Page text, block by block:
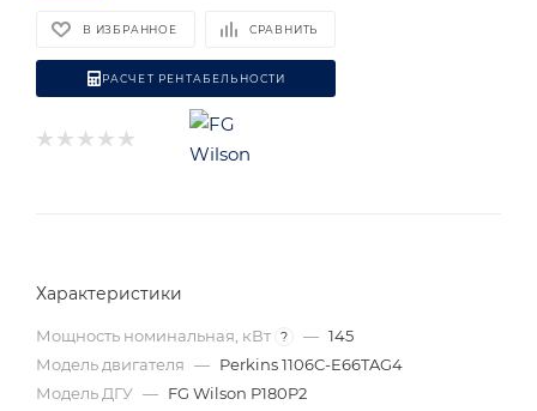
В ИЗБРАННОЕ СРАВНИТЬ
РАСЧЕТ РЕНТАБЕЛЬНОСТИ
Характеристики
Мощность номинальная, кВт ? — 145
Модель двигателя — Perkins 1106C-E66TAG4
Модель ДГУ — FG Wilson P180P2